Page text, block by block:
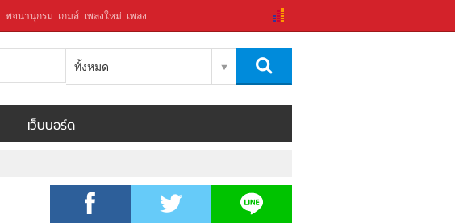
พจนานุกรม เกมส์ เพลงใหม่ เพลง
ทั้งหมด
เว็บบอร์ด